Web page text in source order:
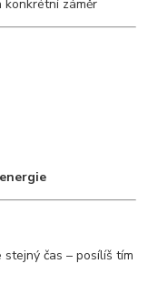
konkrétní záměr
čas – posílíš tím